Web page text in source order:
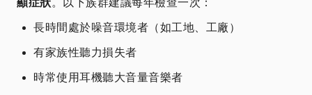
顯症狀。以下族群建議每年檢查一次：
長時間處於噪音環境者（如工地、工廠）
有家族性聽力損失者
時常使用耳機聽大音量音樂者